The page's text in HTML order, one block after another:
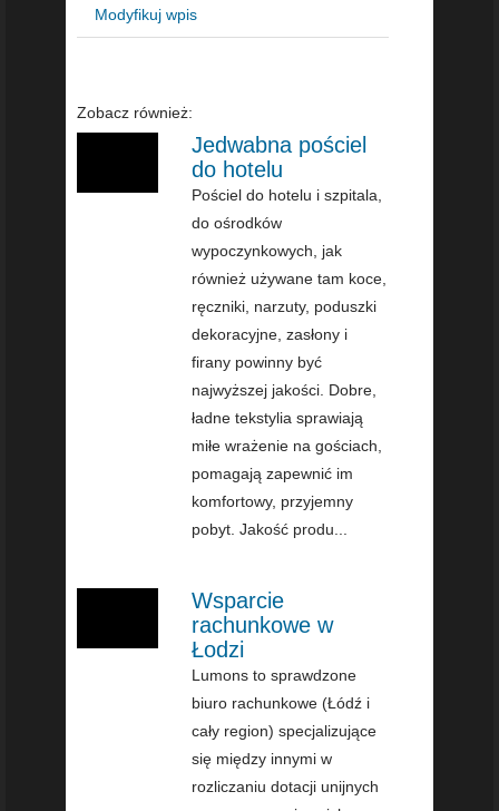
Modyfikuj wpis
Zobacz również:
Jedwabna pościel
do hotelu
Pościel do hotelu i szpitala,
do ośrodków
wypoczynkowych, jak
również używane tam koce,
ręczniki, narzuty, poduszki
dekoracyjne, zasłony i
firany powinny być
najwyższej jakości. Dobre,
ładne tekstylia sprawiają
miłe wrażenie na gościach,
pomagają zapewnić im
komfortowy, przyjemny
pobyt. Jakość produ...
Wsparcie
rachunkowe w
Łodzi
Lumons to sprawdzone
biuro rachunkowe (Łódź i
cały region) specjalizujące
się między innymi w
rozliczaniu dotacji unijnych